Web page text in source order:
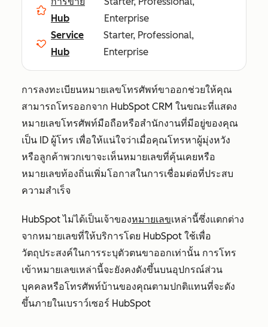
Hub
Enterprise
Service
Hub
Starter, Professional,
Enterprise
การลงทะเบียนหมายเลขโทรศัพท์ขาออกช่วยให้คุณ
สามารถโทรออกจาก HubSpot CRM ในขณะที่แสดง
หมายเลขโทรศัพท์มือถือหรือสำนักงานที่มีอยู่ของคุณ
เป็น ID ผู้โทร เพื่อให้แน่ใจว่าเมื่อคุณโทรหาผู้มุ่งหวัง
หรือลูกค้าพวกเขาจะเห็นหมายเลขที่คุ้นเคยหรือ
หมายเลขท้องถิ่นเพิ่มโอกาสในการเชื่อมต่อที่ประสบ
ความสำเร็จ
HubSpot ไม่ได้เป็นเจ้าของหมายเลขเหล่านี้ซึ่งแตกต่าง
จากหมายเลขที่ให้บริการโดย HubSpot ใช้เพื่อ
วัตถุประสงค์ในการระบุตัวตนขาออกเท่านั้น การโทร
เข้าหมายเลขเหล่านี้จะยังคงดังขึ้นบนอุปกรณ์ส่วน
บุคคลหรือโทรศัพท์บ้านของคุณตามปกติแทนที่จะดัง
ขึ้นภายในเบราว์เซอร์ HubSpot